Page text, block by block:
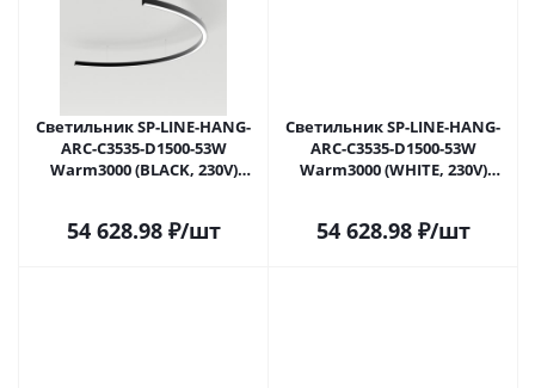
Светильник SP-LINE-HANG-
ARC-C3535-D1500-53W
Warm3000 (BLACK, 230V)
54 628.98₽/шт
Светильник SP-LINE-HANG-
ARC-C3535-D1500-53W
Warm3000 (WHITE, 230V)
54 628.98₽/шт